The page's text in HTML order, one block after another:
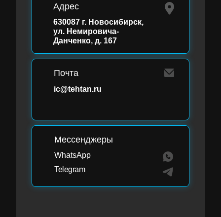
Почта
Адрес
Мессенджеры
ic@tehtan.ru
630087 г. Новосибирск,
ул. Немировича-
Данченко, д. 167
WhatsApp
Telegram